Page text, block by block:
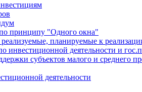
принципу "Oдного окна"
планируемые к
инвестиционной деятельности и
субъектов малого и среднего
деятельности